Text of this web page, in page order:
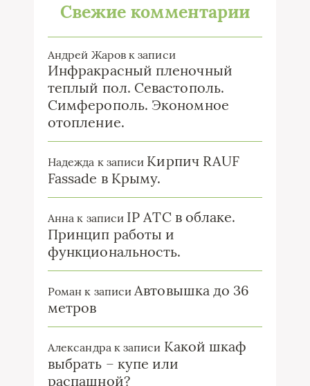
Свежие комментарии
Андрей Жаровк записи
Инфракрасный пленочный
теплый пол. Севастополь.
Симферополь. Экономное
отопление.
Надежда к записи Кирпич RAUF
Fassade в Крыму.
Анна к записи IP ATC в облаке.
Принцип работы и
функциональность.
Роман к записиАвтовышка до 36
метров
Александрак записи Какой шкаф
выбрать – купе или
распашной?